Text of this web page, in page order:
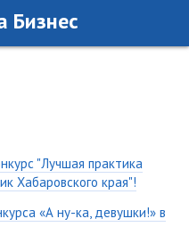
Бизнес
"Лучшая практика
Хабаровского края"!
«А ну-ка, девушки!» в